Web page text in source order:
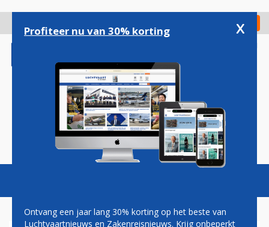
gaan
Check in
Magazine Podcasts Vacatures
Profiteer nu van 30% korting x
Ontvang een jaar lang 30% korting op het beste van
Luchtvaartnieuws en Zakenreisnieuws. Krijg onbeperkt